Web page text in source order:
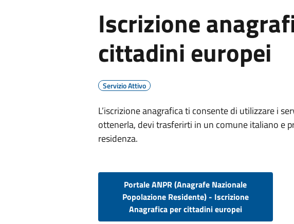
Iscrizione
cittadini europei
Servizio Attivo
L’iscrizione anagrafica ti consente di utilizzare i
ottenerla, devi trasferirti in un comune italiano e
residenza.
Portale ANPR (Anagrafe Nazionale
Popolazione Residente) - Iscrizione
Anagrafica per cittadini europei